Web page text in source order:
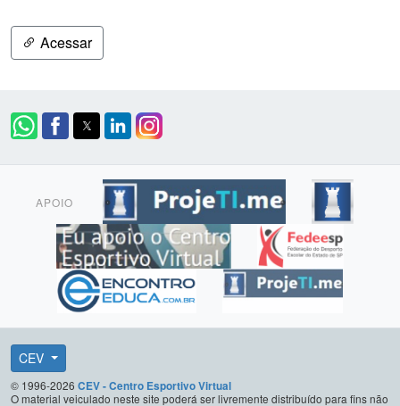
Acessar
APOIO
CEV
© 1996-2026 CEV - Centro Esportivo Virtual
O material veiculado neste site poderá ser livremente distribuído para fins não